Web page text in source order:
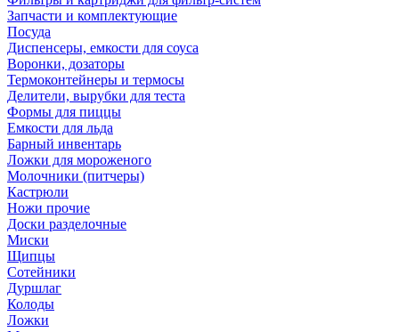
Запчасти и комплектующие
Посуда
Диспенсеры, емкости для соуса
Воронки, дозаторы
Термоконтейнеры и термосы
Делители, вырубки для теста
Формы для пиццы
Емкости для льда
Барный инвентарь
Ложки для мороженого
Молочники (питчеры)
Кастрюли
Ножи прочие
Доски разделочные
Миски
Щипцы
Сотейники
Дуршлаг
Колоды
Ложки